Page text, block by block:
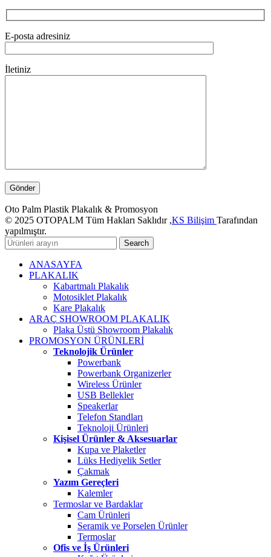
E-posta adresiniz
İletiniz
Oto Palm Plastik Plakalık & Promosyon
© 2025 OTOPALM Tüm Hakları Saklıdır ,KS Bilişim Tarafından
yapılmıştır.
Search
ANASAYFA
PLAKALIK
Kabartmalı Plakalık
Motosiklet Plakalık
Kare Plakalık
ARAÇ SHOWROOM PLAKALIK
Plaka Üstü Showroom Plakalık
PROMOSYON ÜRÜNLERİ
Teknolojik Ürünler
Powerbank
Powerbank Organizerler
Wireless Ürünler
USB Bellekler
Speakerlar
Telefon Standları
Teknoloji Ürünleri
Kişisel Ürünler & Aksesuarlar
Kupa ve Plaketler
Lüks Hediyelik Setler
Çakmak
Yazım Gereçleri
Kalemler
Termoslar ve Bardaklar
Cam Ürünleri
Seramik ve Porselen Ürünler
Termoslar
Ofis ve İş Ürünleri